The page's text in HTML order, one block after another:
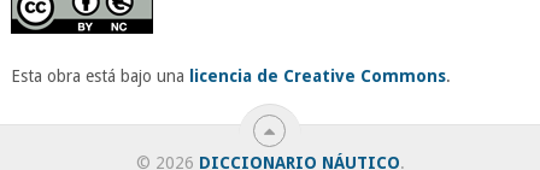
Esta obra está bajo una licencia de Creative Commons.
© 2026 DICCIONARIO NÁUTICO.